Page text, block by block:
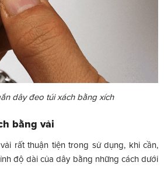
dây đeo túi xách bằng xích
bằng vải
rất thuận tiện trong sử dụng, khi cần,
độ dài của dây bằng những cách dưới